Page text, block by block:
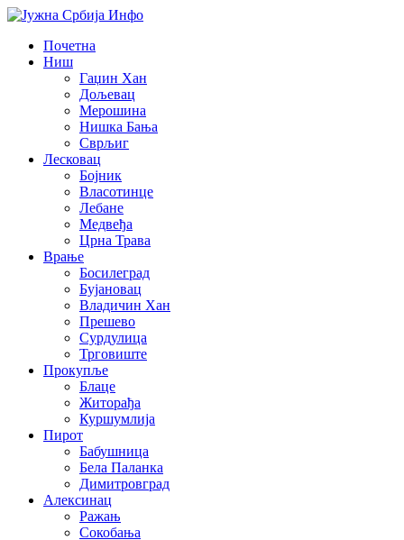
Почетна
Ниш
Гаџин Хан
Дољевац
Мерошина
Нишка Бања
Сврљиг
Лесковац
Бојник
Власотинце
Лебане
Медвеђа
Црна Трава
Врање
Босилеград
Бујановац
Владичин Хан
Прешево
Сурдулица
Трговиште
Прокупље
Блаце
Житорађа
Куршумлија
Пирот
Бабушница
Бела Паланка
Димитровград
Алексинац
Ражањ
Сокобања